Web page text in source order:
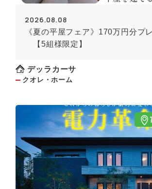
2026.08.08
《夏の平屋フェア》170万円分プ
【5組様限定】
デッラカーサ
クオレ・ホーム